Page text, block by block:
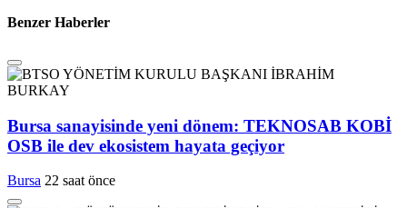
Benzer Haberler
Bursa sanayisinde yeni dönem: TEKNOSAB KOBİ
OSB ile dev ekosistem hayata geçiyor
Bursa 22 saat önce